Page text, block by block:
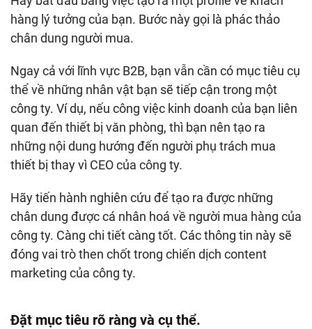
hàng lý tưởng của bạn. Bước này gọi là phác thảo
chân dung người mua.
Ngay cả với lĩnh vực B2B, bạn vẫn cần có mục tiêu cụ
thể về những nhân vật bạn sẽ tiếp cận trong một
công ty. Ví dụ, nếu công việc kinh doanh của bạn liên
quan đến thiết bị văn phòng, thì bạn nên tạo ra
những nội dung hướng đến người phụ trách mua
thiết bị thay vì CEO của công ty.
Hãy tiến hành nghiên cứu để tạo ra được những
chân dung được cá nhân hoá về người mua hàng của
công ty. Càng chi tiết càng tốt. Các thông tin này sẽ
đóng vai trò then chốt trong chiến dịch content
marketing của công ty.
Đặt mục tiêu rõ ràng và cụ thể.